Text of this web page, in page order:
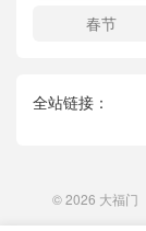
春节
全站链接：
© 2026 大福门